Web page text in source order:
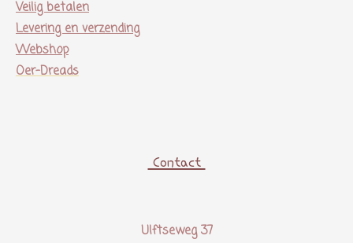
Veilig betalen
Levering en verzending
Webshop
Oer-Dreads
Contact
Ulftseweg 37